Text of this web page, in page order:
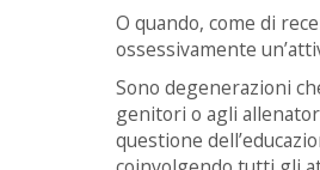
O quando, come di
ossessivamente
Sono degenerazioni
genitori o agli
questione